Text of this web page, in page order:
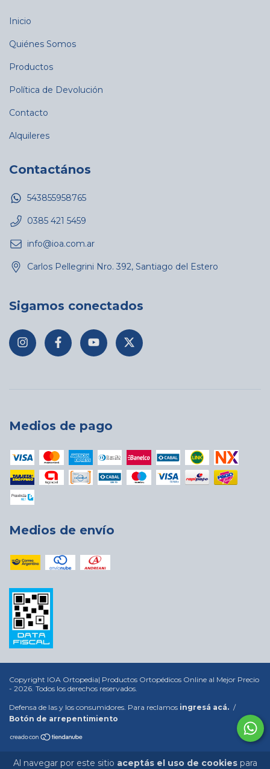
Al navegar por este sitio aceptás el uso de cookiespara
Inicio
Quiénes Somos
Productos
Política de Devolución
Contacto
Alquileres
Contactános
543855958765
0385 421 5459
info@ioa.com.ar
Carlos Pellegrini Nro. 392, Santiago del Estero
Sigamos conectados
Medios de pago
Medios de envío
Copyright IOA Ortopedia| Productos Ortopédicos Online al Mejor Precio
- 2026. Todos los derechos reservados.
Defensa de las y los consumidores. Para reclamos ingresá acá. /
Botón de arrepentimiento